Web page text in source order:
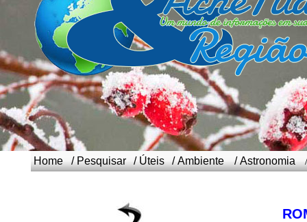
Home / Pesquisar / Úteis /Ambiente /Astronomia